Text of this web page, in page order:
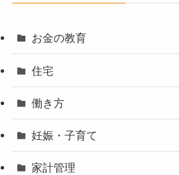
お金の教育
住宅
働き方
妊娠・子育て
家計管理